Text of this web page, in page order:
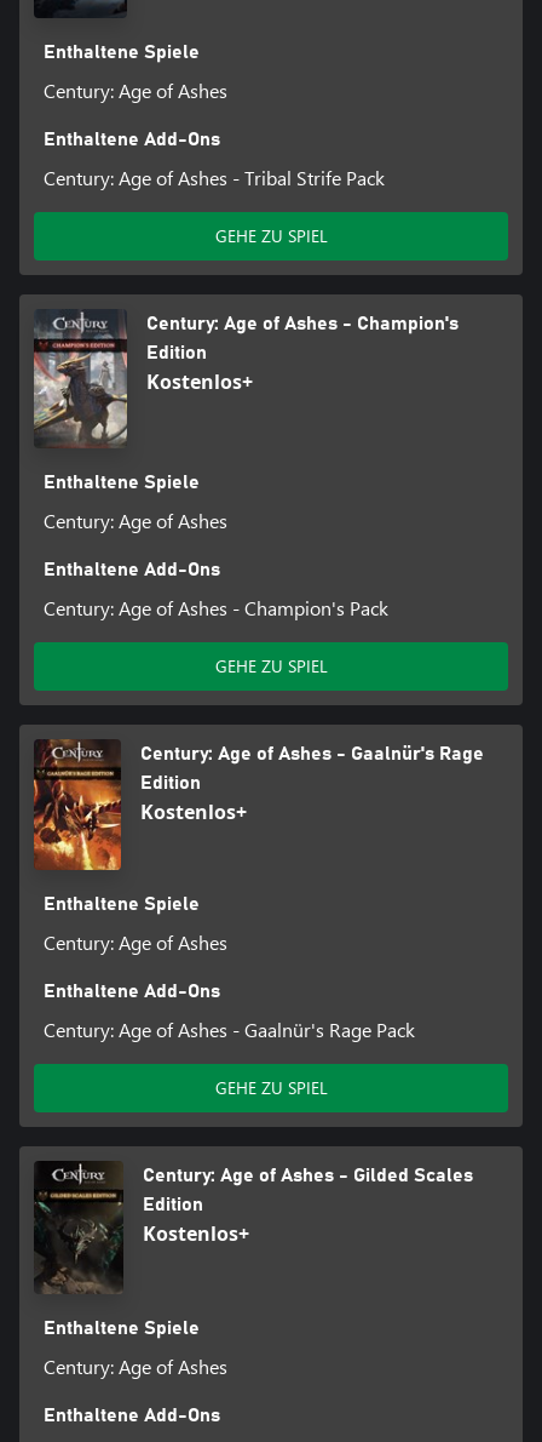
Enthaltene Spiele
Century: Age of Ashes
Enthaltene Add-Ons
Century: Age of Ashes - Tribal Strife Pack
GEHE ZU SPIEL
Century: Age of Ashes - Champion's
Edition
Kostenlos+
Enthaltene Spiele
Century: Age of Ashes
Enthaltene Add-Ons
Century: Age of Ashes - Champion's Pack
GEHE ZU SPIEL
Century: Age of Ashes - Gaalnür's Rage
Edition
Kostenlos+
Enthaltene Spiele
Century: Age of Ashes
Enthaltene Add-Ons
Century: Age of Ashes - Gaalnür's Rage Pack
GEHE ZU SPIEL
Century: Age of Ashes - Gilded Scales
Edition
Kostenlos+
Enthaltene Spiele
Century: Age of Ashes
Enthaltene Add-Ons